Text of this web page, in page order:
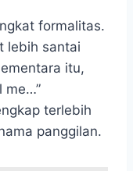
formalitas.
lebih santai
itu,
me…”
terlebih
panggilan.